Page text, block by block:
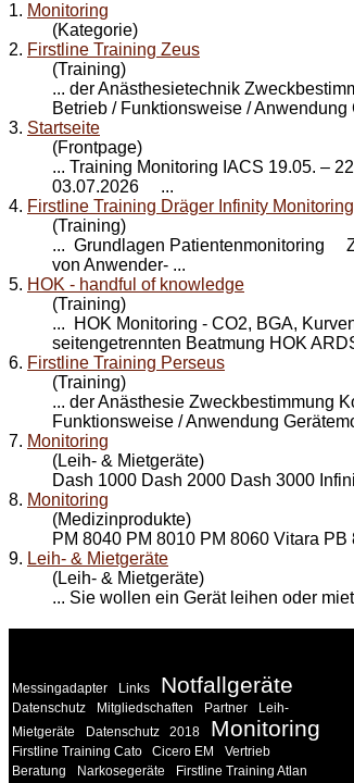
1. Monitoring
(Kategorie)
2. Firstline Training Zeus
(Training)
... der Anästhesietechnik
Betrieb / Funktionsweise / Anwendung
3. Startseite
(Frontpage)
... Training Monitoring IACS 19.05. –
03.07.2026 ...
4. Firstline Training Dräger Infinity Monitoring
(Training)
... Grundlagen Patientenmonitoring
von Anwender- ...
5. HOK - handful of knowledge
(Training)
... HOK Monitoring - CO2, BGA,
seitengetrennten Beatmung HOK
6. Firstline Training Perseus
(Training)
... der Anästhesie Zweckbestimmung
Funktionsweise / Anwendung Geräte
7. Monitoring
(Leih- & Mietgeräte)
Dash 1000 Dash 2000 Dash 3000
8. Monitoring
(Medizinprodukte)
PM 8040 PM 8010 PM 8060 Vitara
9. Leih- & Mietgeräte
(Leih- & Mietgeräte)
... Sie wollen ein Gerät leihen oder
Messingadapter Links Notfallgeräte
Datenschutz Mitgliedschaften Partner
Leih-
Mietgeräte
Datenschutz 2018 Monitoring
Firstline Training Cato Cicero EM
Vertrieb
Beratung
Narkosegeräte
Firstline Training Atlan